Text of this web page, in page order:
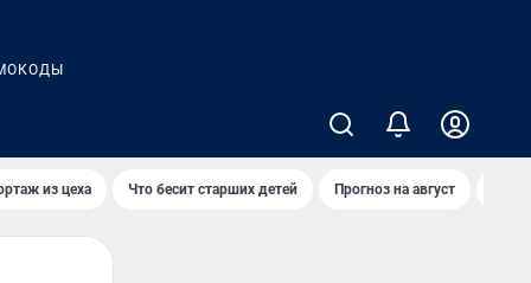
из цеха Что бесит старших детей Прогноз на август